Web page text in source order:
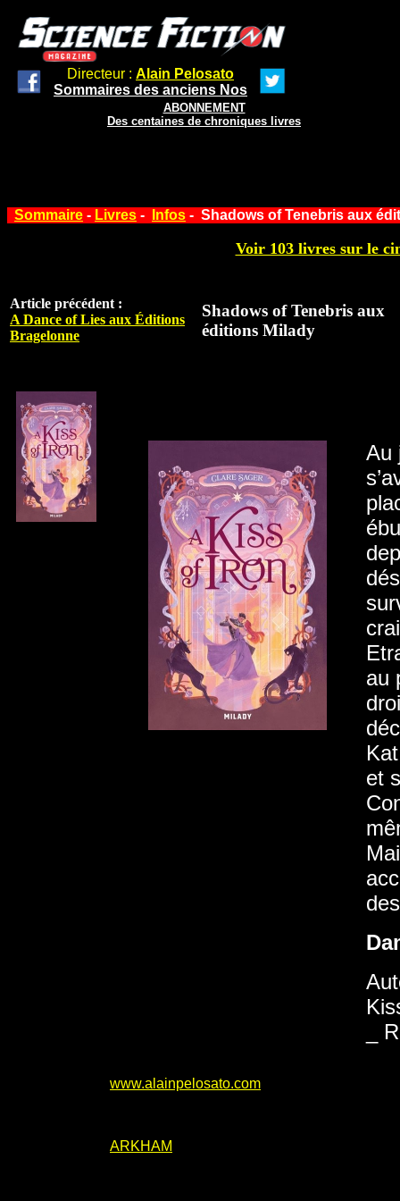
Directeur : Alain Pelosato
Sommaires des anciens Nos
ABONNEMENT
Des centaines de chroniques livres
Sommaire - Livres - Infos - Shadows of Tenebris aux
Voir 103 livres sur le
Article précédent :
A Dance of Lies aux Éditions
Bragelonne
Shadows of Tenebris aux
éditions Milady
Au
au
et
_
www.alainpelosato.com
ARKHAM